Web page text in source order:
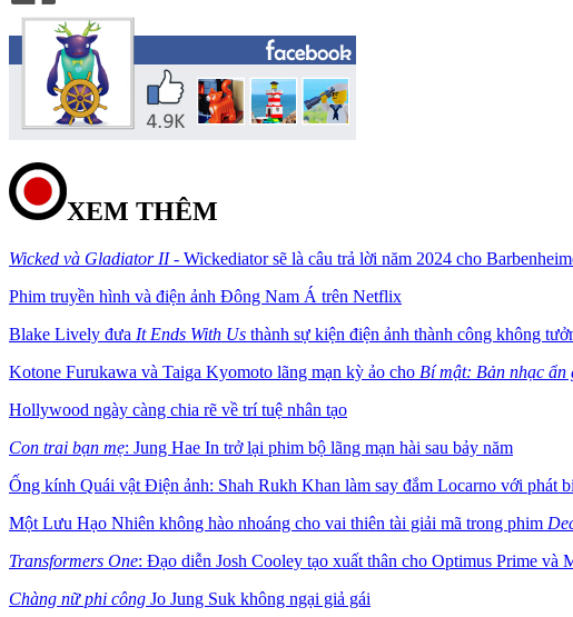
XEM THÊM
Wicked và Gladiator II- Wickediator sẽ là câu trả lời năm 2024 cho
Phim truyền hình và điện ảnh Đông Nam Á trên Netflix
Blake Lively đưa It Ends With Us thành sự kiện điện ảnh thành công không
Kotone Furukawa và Taiga Kyomoto lãng mạn kỳ ảo cho Bí mật: Bản nhạc ẩn
Hollywood ngày càng chia rẽ về trí tuệ nhân tạo
Con trai bạn mẹ: Jung Hae In trở lại phim bộ lãng mạn hài sau bảy năm
Ống kính Quái vật Điện ảnh: Shah Rukh Khan làm say đắm Locarno với phát
Một Lưu Hạo Nhiên không hào nhoáng cho vai thiên tài giải mã trong phim
Transformers One: Đạo diễn Josh Cooley tạo xuất thân cho Optimus Prime và
Chàng nữ phi công Jo Jung Suk không ngại giả gái